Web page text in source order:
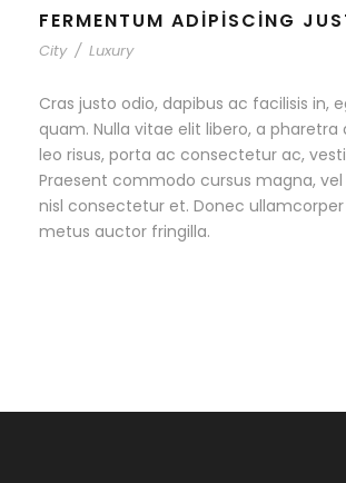
FERMENTUM ADIPISCING
City / Luxury
Cras justo odio, dapibus ac facilisis in,
quam. Nulla vitae elit libero, a pharetra
leo risus, porta ac consectetur ac,
Praesent commodo cursus magna, vel
nisl consectetur et. Donec
metus auctor fringilla.